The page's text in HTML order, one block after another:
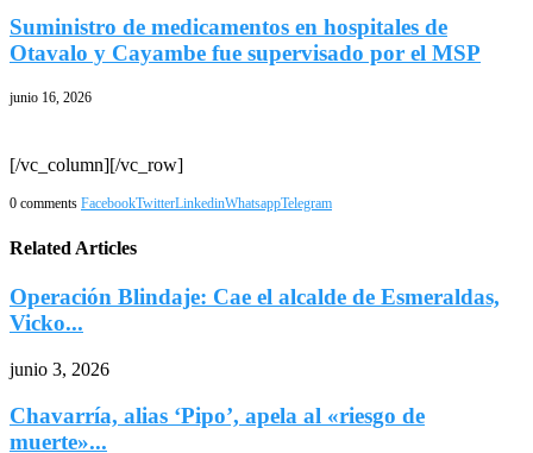
Suministro de medicamentos en hospitales de
Otavalo y Cayambe fue supervisado por el MSP
junio 16, 2026
[/vc_column][/vc_row]
0 comments FacebookTwitterLinkedinWhatsappTelegram
Related Articles
Operación Blindaje: Cae el alcalde de Esmeraldas,
Vicko...
junio 3, 2026
Chavarría, alias ‘Pipo’, apela al «riesgo de
muerte»...